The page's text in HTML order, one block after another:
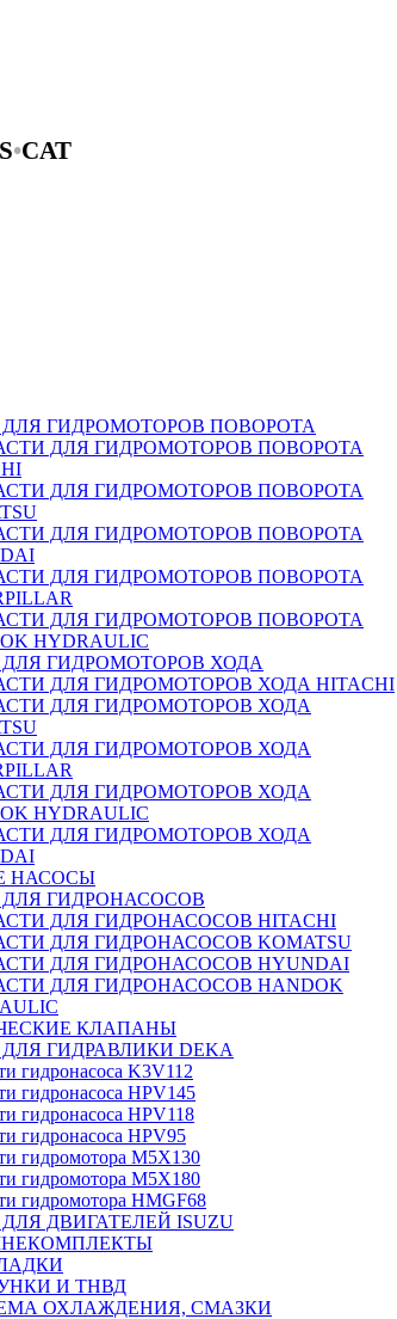
•CAT
ГИДРОМОТОРОВ ПОВОРОТА
ДЛЯ ГИДРОМОТОРОВ ПОВОРОТА
ДЛЯ ГИДРОМОТОРОВ ПОВОРОТА
ДЛЯ ГИДРОМОТОРОВ ПОВОРОТА
ДЛЯ ГИДРОМОТОРОВ ПОВОРОТА
ДЛЯ ГИДРОМОТОРОВ ПОВОРОТА
HYDRAULIC
ГИДРОМОТОРОВ ХОДА
ДЛЯ ГИДРОМОТОРОВ ХОДА HITACHI
ДЛЯ ГИДРОМОТОРОВ ХОДА
ДЛЯ ГИДРОМОТОРОВ ХОДА
ДЛЯ ГИДРОМОТОРОВ ХОДА
HYDRAULIC
ДЛЯ ГИДРОМОТОРОВ ХОДА
НАСОСЫ
ГИДРОНАСОСОВ
ДЛЯ ГИДРОНАСОСОВ HITACHI
ДЛЯ ГИДРОНАСОСОВ KOMATSU
ДЛЯ ГИДРОНАСОСОВ HYUNDAI
ДЛЯ ГИДРОНАСОСОВ HANDOK
КЛАПАНЫ
ГИДРАВЛИКИ DEKA
гидронасоса K3V112
гидронасоса HPV145
гидронасоса HPV118
гидронасоса HPV95
гидромотора M5X130
гидромотора M5X180
гидромотора HMGF68
ДВИГАТЕЛЕЙ ISUZU
И ТНВД
ОХЛАЖДЕНИЯ, СМАЗКИ